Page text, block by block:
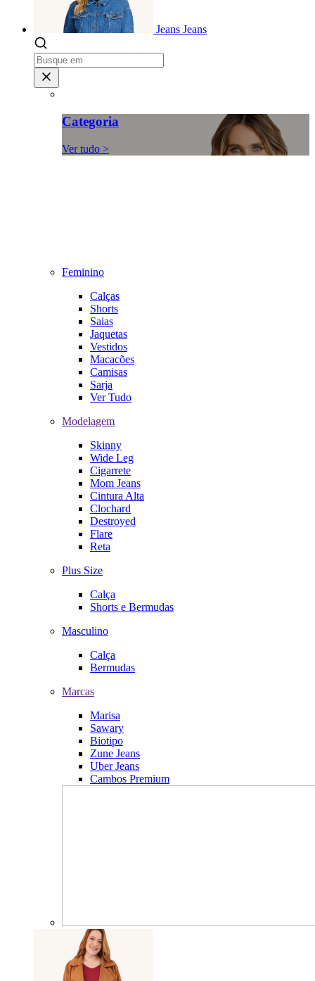
Jeans Jeans
Categoria
Ver tudo >
Feminino
Calças
Shorts
Saias
Jaquetas
Vestidos
Macacões
Camisas
Sarja
Ver Tudo
Modelagem
Skinny
Wide Leg
Cigarrete
Mom Jeans
Cintura Alta
Clochard
Destroyed
Flare
Reta
Plus Size
Calça
Shorts e Bermudas
Masculino
Calça
Bermudas
Marcas
Marisa
Sawary
Biotipo
Zune Jeans
Uber Jeans
Cambos Premium